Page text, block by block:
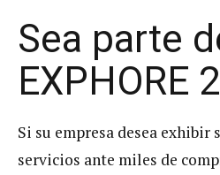
Sea parte
EXPHORE
Si su empresa desea exhibir
servicios ante miles de